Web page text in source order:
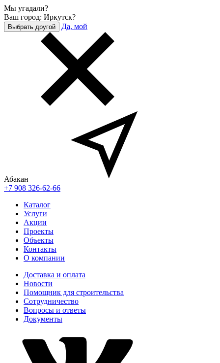
Мы угадали?
Ваш город: Иркутск?
Выбрать другой Да, мой
Абакан
+7 908 326-62-66
Каталог
Услуги
Акции
Проекты
Объекты
Контакты
О компании
Доставка и оплата
Новости
Помощник для строительства
Сотрудничество
Вопросы и ответы
Документы